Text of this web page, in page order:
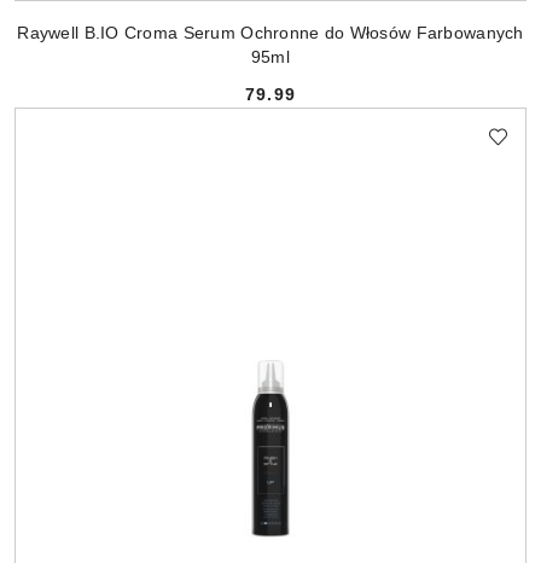
Raywell B.IO Croma Serum Ochronne do Włosów Farbowanych
95ml
Cena:
79.99